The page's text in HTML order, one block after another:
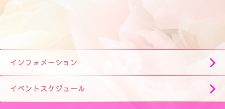
インフォメーション
イベントスケジュール